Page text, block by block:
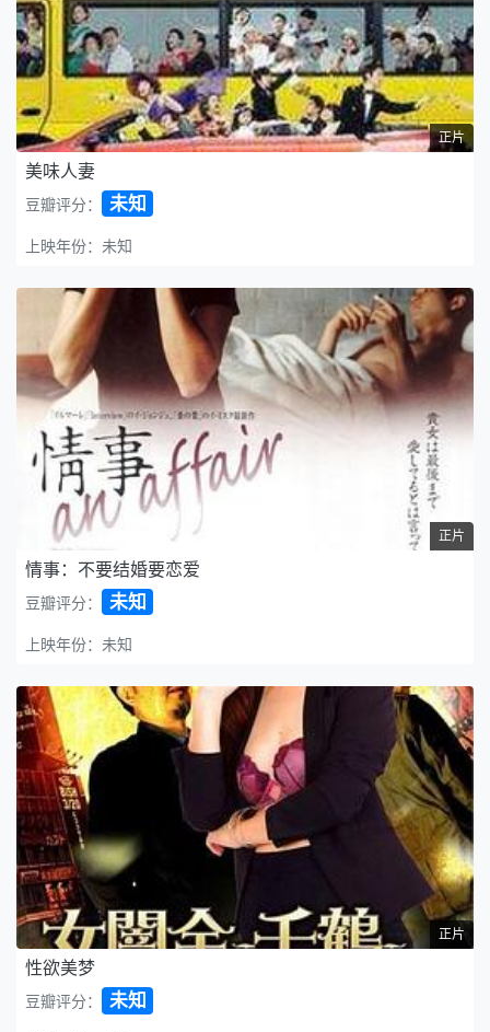
正片
美味人妻
豆瓣评分： 未知
上映年份：未知
正片
情事：不要结婚要恋爱
豆瓣评分： 未知
上映年份：未知
正片
性欲美梦
豆瓣评分： 未知